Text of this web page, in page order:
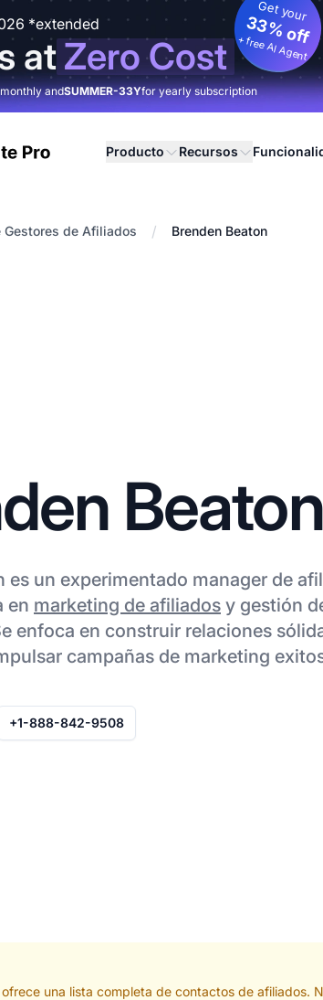
*extended
atZero Cost
Get your
33% off
+ free AI Agent
andSUMMER-33Yfor yearly subscription
Producto Recursos
Gestores de Afiliados / Brenden Beaton
Beaton
es un experimentado manager de
en marketing de afiliados y gestión
enfoca en construir relaciones
campañas de marketing
+1-888-842-9508
una lista completa de contactos de afiliados.